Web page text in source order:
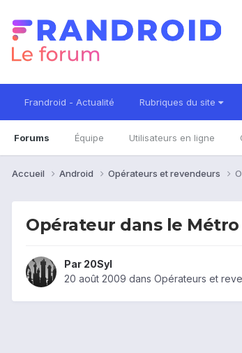
Frandroid - Actualité Rubriques du site
Forums Équipe Utilisateurs en ligne
Accueil Android Opérateurs et revendeurs
Opérateur dans le
Par 20Syl
20 août 2009 dans Opérateurs et